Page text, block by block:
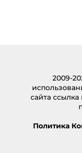
2009-
сайта
Политика